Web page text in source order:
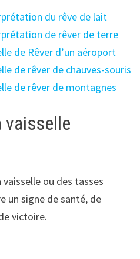
du rêve de lait
de rêver de terre
de Rêver d’un aéroport
de rêver de chauves-souris
de rêver de montagnes
vaisselle
ou des tasses
un signe de santé, de
victoire.